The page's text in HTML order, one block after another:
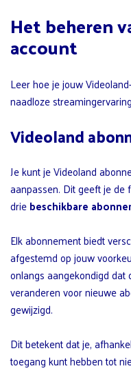
Het beheren
account
Leer hoe je jouw
naadloze
Videoland
Je kunt je Videoland
aanpassen. Dit geeft je de
driebeschikbare
Elk abonnement biedt
afgestemd op jouw
onlangs aangekondigd
veranderen voor nieuwe
gewijzigd.
Dit betekent dat je,
toegang kunt hebben tot